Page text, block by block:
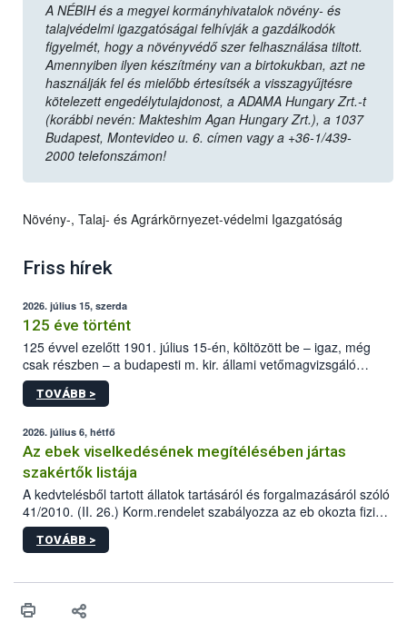
A NÉBIH és a megyei kormányhivatalok növény- és
talajvédelmi igazgatóságai felhívják a gazdálkodók
figyelmét, hogy a növényvédő szer felhasználása tiltott.
Amennyiben ilyen készítmény van a birtokukban, azt ne
használják fel és mielőbb értesítsék a visszagyűjtésre
kötelezett engedélytulajdonost, a ADAMA Hungary Zrt.-t
(korábbi nevén: Makteshim Agan Hungary Zrt.), a 1037
Budapest, Montevideo u. 6. címen vagy a +36-1/439-
2000 telefonszámon!
Növény-, Talaj- és Agrárkörnyezet-védelmi Igazgatóság
Friss hírek
2026. július 15, szerda
125 éve történt
125 évvel ezelőtt 1901. július 15-én, költözött be – igaz, még
csak részben – a budapesti m. kir. állami vetőmagvizsgáló
állomás a Kis Rókus utca 15. szám alatti, Czigler Győző által
tervezett új épületébe.
TOVÁBB >
2026. július 6, hétfő
Az ebek viselkedésének megítélésében jártas
szakértők listája
A kedvtelésből tartott állatok tartásáról és forgalmazásáról szóló
41/2010. (II. 26.) Korm.rendelet szabályozza az eb okozta fizikai
sérülés, illetve ennek veszélye keletkezésekor felmerülő
hatósági feladatokat, valamint a veszélyes eb tartását és annak
vonni az ebek viselkedésének megítélésében jártas szakértőt.
TOVÁBB >